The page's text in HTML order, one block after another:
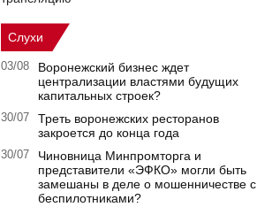
Слухи
03/08
Воронежский бизнес ждет
централизации властями будущих
капитальных строек?
30/07
Треть воронежских ресторанов
закроется до конца года
30/07
Чиновница Минпромторга и
представители «ЭФКО» могли быть
замешаны в деле о мошенничестве с
беспилотниками?